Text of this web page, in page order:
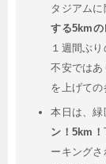
タジアム
する5kmの
１週間ぶ
不安では
を上げての
本日は、緑
ン！5km！
ーキング